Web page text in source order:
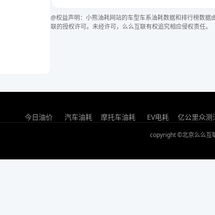
@权益声明：小熊油耗网站的车型车系油耗数据和排行榜数
联的授权许可。未经许可，么么互联有权追究相应侵权责任。
今日油价 汽车油耗 摩托车油耗 EV电耗 亿公里众测
copyright ©北京么么互